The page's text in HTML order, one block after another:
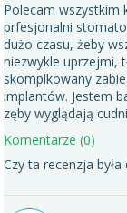
Polecam wszystkim
prfesjonalni
dużo czasu, żeby
niezwykle uprzejmi,
skomplkowany
implantów. Jestem
zęby wyglądają
Komentarze (0)
Czy ta recenzja